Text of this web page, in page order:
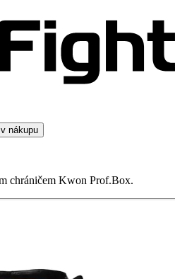
nákupu
chráničem Kwon Prof.Box.